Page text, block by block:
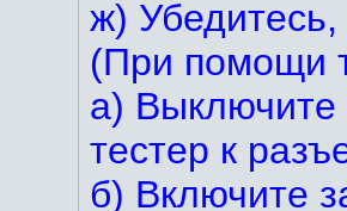
ж) Убедитесь,
(При помощи
а) Выключите
тестер к
б) Включите